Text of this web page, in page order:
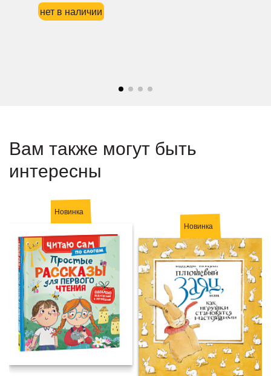
нет в наличии
Вам также могут быть
интересны
Новинка
Новинка